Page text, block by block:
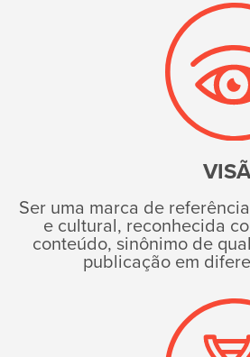
Ser uma marca de
e cultural, reconhecida
conteúdo, sinônimo de
publicação em